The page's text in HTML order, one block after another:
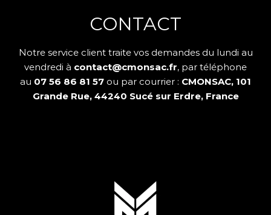
CONTACT
Notre service client traite vos demandes du lundi au
vendredi à contact@cmonsac.fr, par téléphone
au 07 56 86 81 57 ou par courrier : CMONSAC, 101
Grande Rue, 44240 Sucé sur Erdre, France